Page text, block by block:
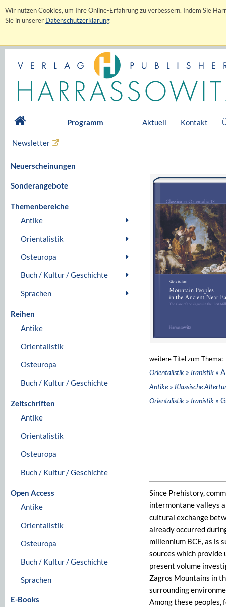
Wir nutzen Cookies, um Ihre Online-Erfahrung zu verbessern. Indem Sie
Sie in unserer Datenschutzerklärung
Programm Aktuell Kontakt
Newsletter
Neuerscheinungen
Sonderangebote
Themenbereiche
Antike
Orientalistik
Osteuropa
Buch / Kultur / Geschichte
Sprachen
Reihen
Antike
Orientalistik
Osteuropa
Buch / Kultur / Geschichte
Zeitschriften
Antike
Orientalistik
Osteuropa
Buch / Kultur / Geschichte
Open Access
Antike
Orientalistik
Osteuropa
Buch / Kultur / Geschichte
Sprachen
E-Books
weitere Titel zum Thema:
Orientalistik » Iranistik »
Antike» Klassische
Orientalistik » Iranistik »
Since Prehistory,
intermontane valleys
cultural exchange
already occurred
millennium BCE, as is
sources which provide
present volume
Zagros Mountains in
surrounding
Among these peoples,